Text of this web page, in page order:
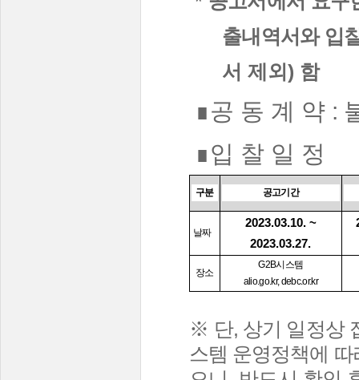
출내역서와 입
서 제외 ) 함
∎공 동 계 약 :
∎입 찰 일 정
구분 공고기간
날짜
2023.03.10. ~
2023.03.27.
장소
G2B시스템
alio.go.kr, debc.or.kr
※ ​ 단, 상기 일정상
스템 운영정책에 따